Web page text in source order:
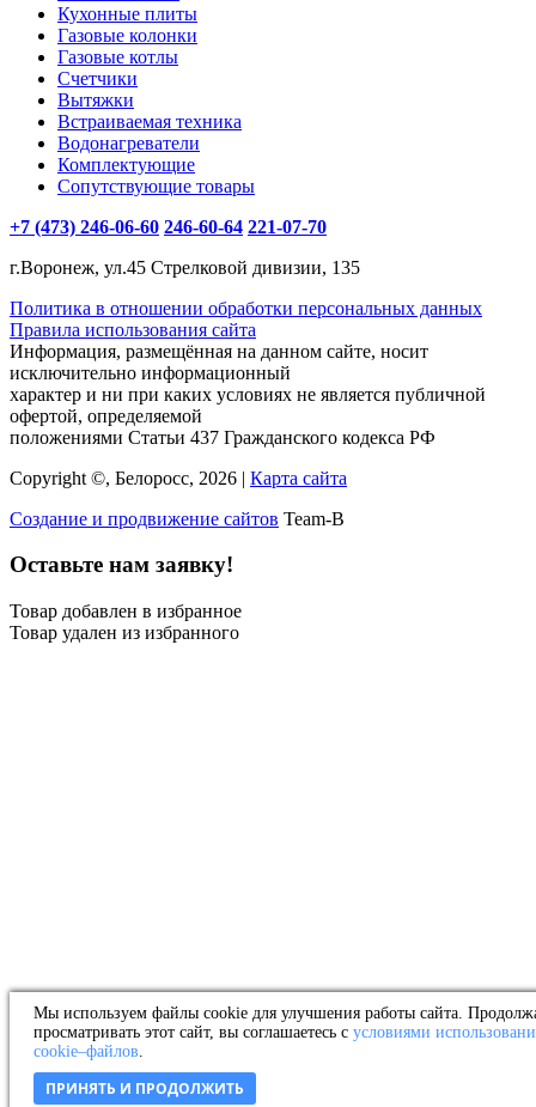
Кухонные плиты
Газовые колонки
Газовые котлы
Счетчики
Вытяжки
Встраиваемая техника
Водонагреватели
Комплектующие
Сопутствующие товары
+7 (473) 246-06-60 246-60-64 221-07-70
г.Воронеж, ул.45 Стрелковой дивизии, 135
Политика в отношении обработки персональных данных
Правила использования сайта
Информация, размещённая на данном сайте, носит
исключительно информационный
характер и ни при каких условиях не является публичной
офертой, определяемой
положениями Статьи 437 Гражданского кодекса РФ
Copyright ©, Белоросс, 2026 | Карта сайта
Создание и продвижение сайтов Team-B
Оставьте нам заявку!
Товар добавлен в избранное
Товар удален из избранного
Мы используем файлы cookie для улучшения работы сайта.
просматривать этот сайт, вы соглашаетесь с условиями
cookie–файлов.
ПРИНЯТЬ И ПРОДОЛЖИТЬ